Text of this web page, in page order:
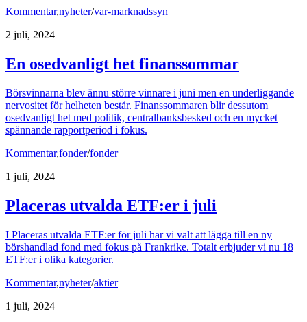
Kommentar,nyheter/var-marknadssyn
2 juli, 2024
En osedvanligt het finanssommar
Börsvinnarna blev ännu större vinnare i juni men en underliggande
nervositet för helheten består. Finanssommaren blir dessutom
osedvanligt het med politik, centralbanksbesked och en mycket
spännande rapportperiod i fokus.
Kommentar,fonder/fonder
1 juli, 2024
Placeras utvalda ETF:er i juli
I Placeras utvalda ETF:er för juli har vi valt att lägga till en ny
börshandlad fond med fokus på Frankrike. Totalt erbjuder vi nu 18
ETF:er i olika kategorier.
Kommentar,nyheter/aktier
1 juli, 2024